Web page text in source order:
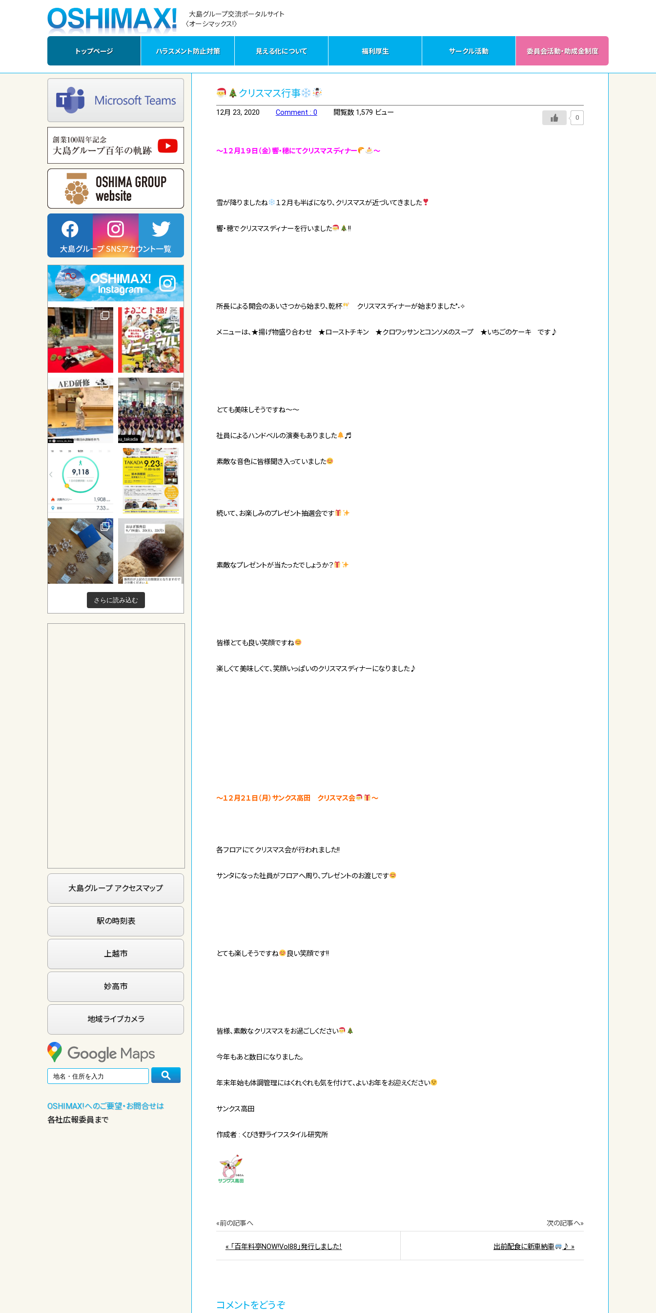
大島グループ交流ポータルサイト
〈オーシマックス!〉
トップページ ハラスメント防止対策 見える化について 福利厚生 サークル活動 委員会活動・助成金制度
さらに読み込む
大島グループ アクセスマップ
駅の時刻表
上越市
妙高市
地域ライブカメラ
OSHIMAX!へのご要望・お問合せは
各社広報委員まで
クリスマス行事
12月 23, 2020 Comment : 0 閲覧数 1,579 ビュー
0
～１２月１９日（金）響・穂にてクリスマスディナー ～
雪が降りましたね １２月も半ばになり、クリスマスが近づいてきました
響・穂でクリスマスディナーを行いました !!
所長による開会のあいさつから始まり、乾杯 クリスマスディナーが始まりました°˖✧
メニューは、★揚げ物盛り合わせ ★ローストチキン ★クロワッサンとコンソメのスープ ★いちごのケーキ です♪
とても美味しそうですね～～
社員によるハンドベルの演奏もありました ♬
素敵な音色に皆様聞き入っていました
続いて、お楽しみのプレゼント抽選会です
素敵なプレゼントが当たったでしょうか？
皆様とても良い笑顔ですね
楽しくて美味しくて、笑顔いっぱいのクリスマスディナーになりました♪
～１２月２１日（月）サンクス高田 クリスマス会 ～
各フロアにてクリスマス会が行われました!!
サンタになった社員がフロアへ周り、プレゼントのお渡しです
とても楽しそうですね 良い笑顔です!!
皆様、素敵なクリスマスをお過ごしください
今年もあと数日になりました。
年末年始も体調管理にはくれぐれも気を付けて、よいお年をお迎えください
サンクス高田
作成者 : くびき野ライフスタイル研究所
«前の記事へ 次の記事へ»
« 「百年料亭NOW!Vol88」発行しました！ 出前配食に新車納車 ♪ »
コメントをどうぞ